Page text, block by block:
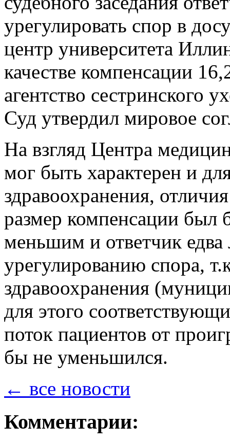
урегулировать спор в
центр университета
качестве компенсации
агентство
Суд утвердил мировое
На взгляд Центра
мог быть характерен и
здравоохранения,
размер компенсации был
меньшим и ответчик
урегулированию спора,
здравоохранения
для этого
поток пациентов от
бы не уменьшился.
← все новости
Комментарии: